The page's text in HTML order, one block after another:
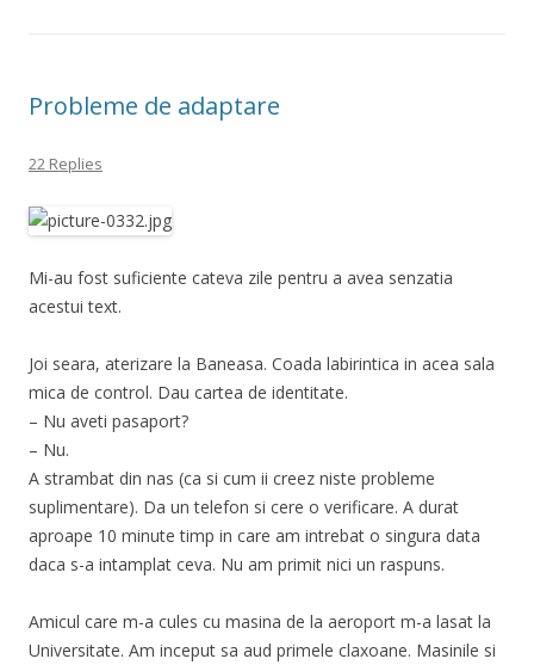
Probleme de adaptare
22 Replies
Mi-au fost suficiente cateva zile pentru a avea senzatia
acestui text.
Joi seara, aterizare la Baneasa. Coada labirintica in acea sala
mica de control. Dau cartea de identitate.
– Nu aveti pasaport?
– Nu.
A strambat din nas (ca si cum ii creez niste probleme
suplimentare). Da un telefon si cere o verificare. A durat
aproape 10 minute timp in care am intrebat o singura data
daca s-a intamplat ceva. Nu am primit nici un raspuns.
Amicul care m-a cules cu masina de la aeroport m-a lasat la
Universitate. Am inceput sa aud primele claxoane. Masinile si